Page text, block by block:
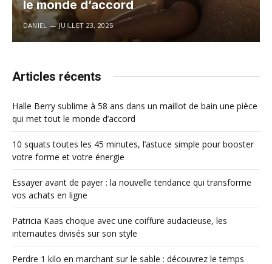
le monde d’accord
DANIEL JUILLET 23, 2025
Articles récents
Halle Berry sublime à 58 ans dans un maillot de bain une pièce
qui met tout le monde d’accord
10 squats toutes les 45 minutes, l’astuce simple pour booster
votre forme et votre énergie
Essayer avant de payer : la nouvelle tendance qui transforme
vos achats en ligne
Patricia Kaas choque avec une coiffure audacieuse, les
internautes divisés sur son style
Perdre 1 kilo en marchant sur le sable : découvrez le temps